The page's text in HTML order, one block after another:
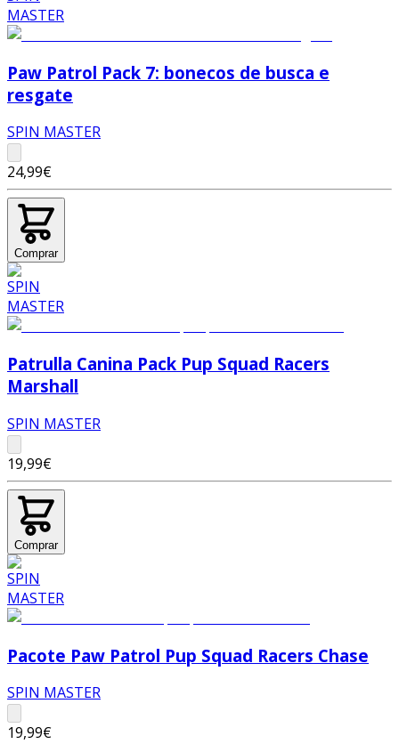
Paw Patrol Pack 7: bonecos de busca e
resgate
SPIN MASTER
24,99€
Comprar
Patrulla Canina Pack Pup Squad Racers
Marshall
SPIN MASTER
19,99€
Comprar
Pacote Paw Patrol Pup Squad Racers Chase
SPIN MASTER
19,99€